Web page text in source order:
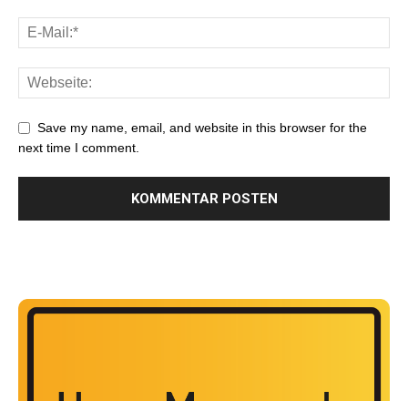
Save my name, email, and website in this browser for the
next time I comment.